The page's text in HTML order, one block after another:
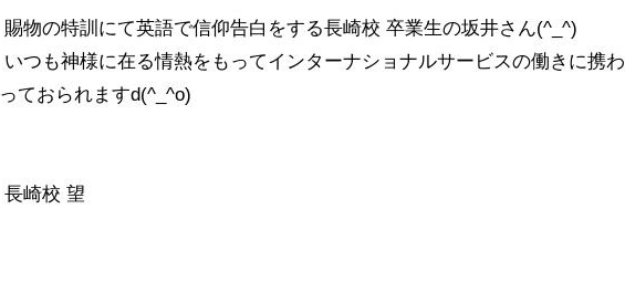
賜物の特訓にて英語で信仰告白をする長崎校 卒業生の坂井さん(^_^)
いつも神様に在る情熱をもってインターナショナルサービスの働きに携わ
っておられますd(^_^o)
長崎校 望